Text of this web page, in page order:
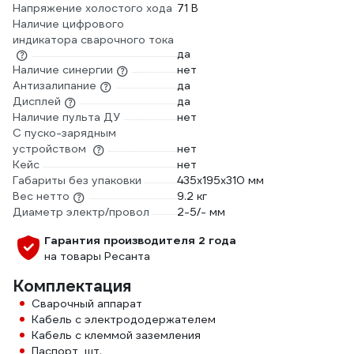
Напряжение холостого хода 71 В
Наличие цифрового
индикатора сварочного тока
да
Наличие синергии
нет
Антизалипание
да
Дисплей
да
Наличие пульта ДУ
нет
С пуско-зарядным
устройством
нет
Кейс
нет
Габариты без упаковки
435х195х310 мм
Вес нетто
9.2 кг
Диаметр электр/провол
2-5/- мм
Гарантия производителя 2 года
на товары Ресанта
Комплектация
Сварочный аппарат
Кабель с электрододержателем
Кабель с клеммой заземления